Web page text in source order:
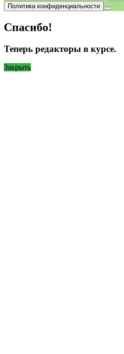
Политика конфиденциальности
Спасибо!
Теперь редакторы в курсе.
Закрыть